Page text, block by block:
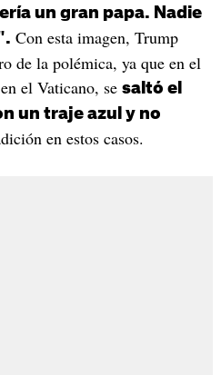
un gran papa. Nadie
Con esta imagen, Trump
de la polémica, ya que en el
el Vaticano, se saltó el
un traje azul y no
en estos casos.